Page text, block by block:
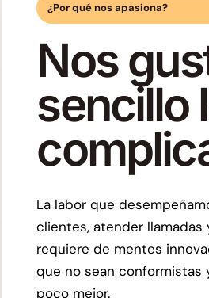
¿Por qué nos apasiona?
Nos
sencillo
La labor que
clientes, atender
requiere de mentes
que no sean conformistas
poco mejor.